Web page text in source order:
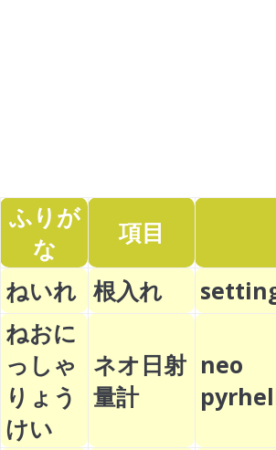
ふりが
な
項目
ねいれ 根入れ
ねおに
っしゃ
りょう
けい
ネオ日射
量計
neo